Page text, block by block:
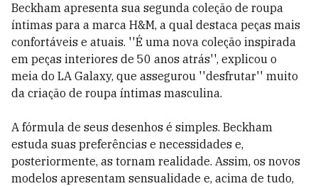
Beckham apresenta sua segunda coleção de roupa
íntimas para a marca H&M, a qual destaca peças mais
confortáveis e atuais. ''É uma nova coleção inspirada
em peças interiores de 50 anos atrás'', explicou o
meia do LA Galaxy, que assegurou ''desfrutar'' muito
da criação de roupa íntimas masculina.
A fórmula de seus desenhos é simples. Beckham
estuda suas preferências e necessidades e,
posteriormente, as tornam realidade. Assim, os novos
modelos apresentam sensualidade e, acima de tudo,